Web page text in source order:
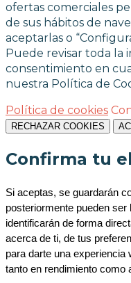
ofertas comerciales
de sus hábitos de
aceptarlas o
Puede revisar toda la
consentimiento en
nuestra Política de
Política de cookies
RECHAZAR COOKIES
Confirma tu
Si aceptas, se guardarán
posteriormente pueden
identificarán de forma
acerca de ti, de tus
para darte una experiencia
tanto en rendimiento como